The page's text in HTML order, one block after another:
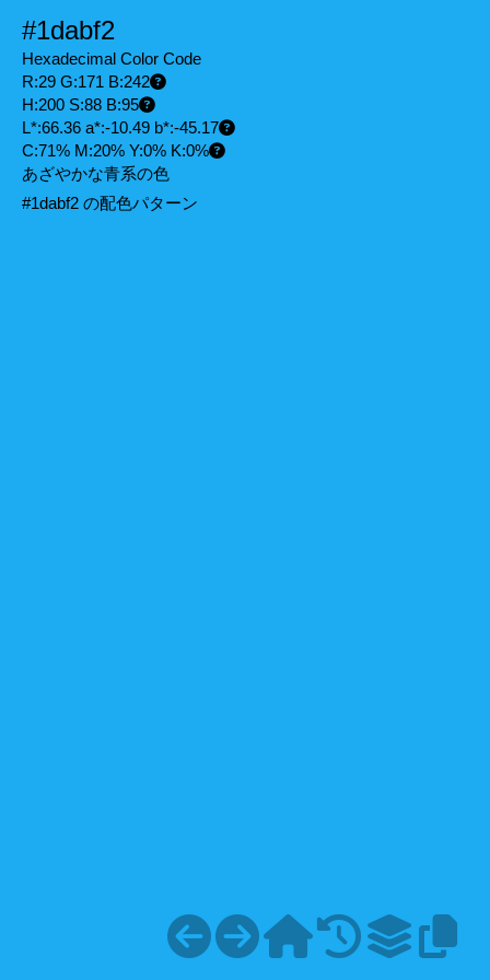
#1dabf2
Hexadecimal Color Code
R:29 G:171 B:242
H:200 S:88 B:95
L*:66.36 a*:-10.49 b*:-45.17
C:71% M:20% Y:0% K:0%
あざやかな青系の色
#1dabf2 の配色パターン